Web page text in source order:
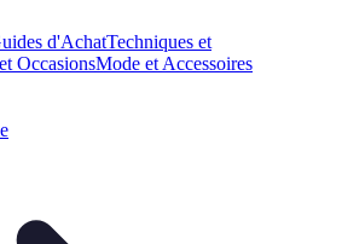
d'AchatTechniques et
OccasionsMode et Accessoires